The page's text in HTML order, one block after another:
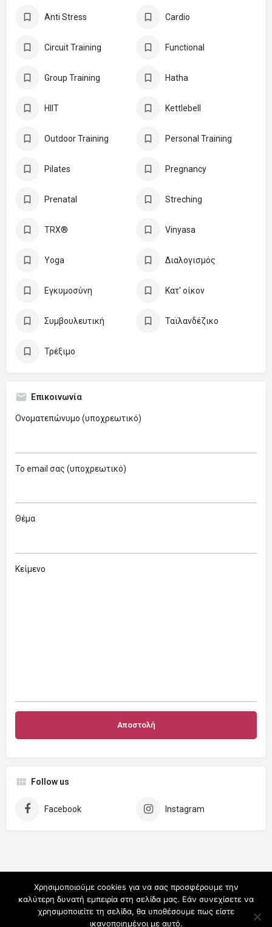
Anti Stress Cardio
Circuit Training Functional
Group Training Hatha
HIIT Kettlebell
Outdoor Training Personal Training
Pilates Pregnancy
Prenatal Streching
TRX® Vinyasa
Yoga Διαλογισμός
Εγκυμοσύνη Κατ' οίκον
Συμβουλευτική Ταϊλανδέζικο
Τρέξιμο
Επικοινωνία
Ονοματεπώνυμο (υποχρεωτικό)
Το email σας (υποχρεωτικό)
Θέμα
Κείμενο
Follow us
Facebook Instagram
Χρησιμοποιούμε cookies για να σας προσφέρουμε την
καλύτερη δυνατή εμπειρία στη σελίδα μας. Εάν συνεχίσετε να
χρησιμοποιείτε τη σελίδα, θα υποθέσουμε πως είστε
ικανοποιημένοι με αυτό.